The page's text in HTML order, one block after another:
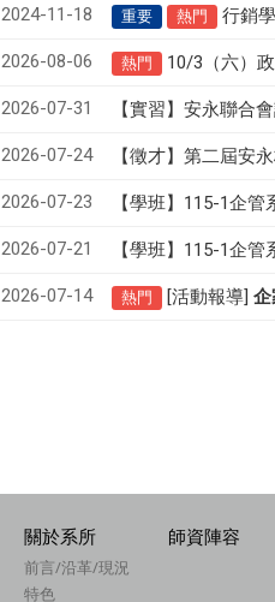
2024-11-18 重要 熱門 行銷
2026-08-06 熱門 10/3（六）
2026-07-31 【實習】安永聯合
2026-07-24 【徵才】第二屆安
2026-07-23 【學班】115-1企管
2026-07-21 【學班】115-1企
2026-07-14 熱門 [活動報導]企
關於系所
前言/沿革/現況
特色
師資陣容